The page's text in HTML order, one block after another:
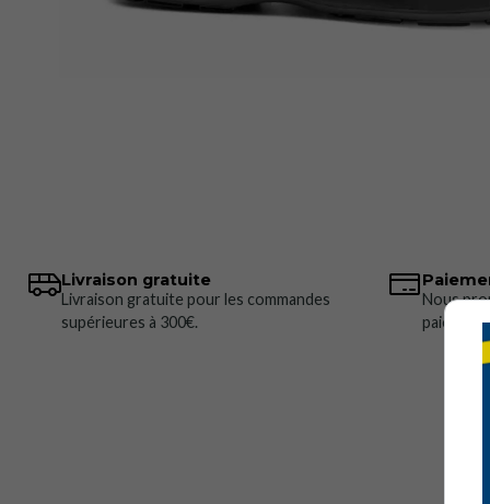
Livraison gratuite
Livraison gratuite pour les commandes
supérieures à 300€.
Nous